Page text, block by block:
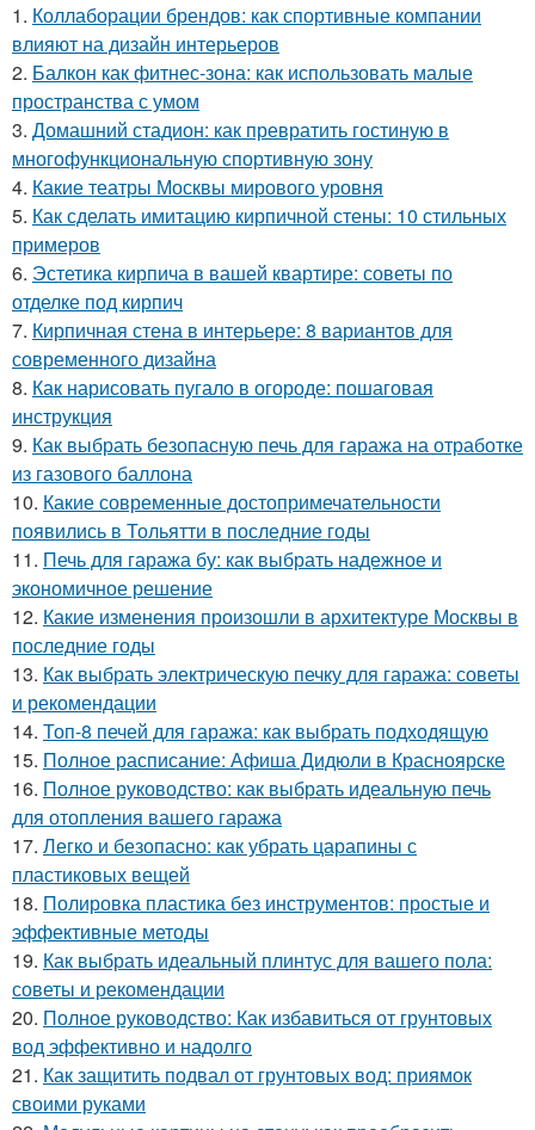
1. Коллаборации брендов: как спортивные компании
влияют на дизайн интерьеров
2. Балкон как фитнес-зона: как использовать малые
пространства с умом
3. Домашний стадион: как превратить гостиную в
многофункциональную спортивную зону
4. Какие театры Москвы мирового уровня
5. Как сделать имитацию кирпичной стены: 10 стильных
примеров
6. Эстетика кирпича в вашей квартире: советы по
отделке под кирпич
7. Кирпичная стена в интерьере: 8 вариантов для
современного дизайна
8. Как нарисовать пугало в огороде: пошаговая
инструкция
9. Как выбрать безопасную печь для гаража на отработке
из газового баллона
10. Какие современные достопримечательности
появились в Тольятти в последние годы
11. Печь для гаража бу: как выбрать надежное и
экономичное решение
12. Какие изменения произошли в архитектуре Москвы в
последние годы
13. Как выбрать электрическую печку для гаража: советы
и рекомендации
14. Топ-8 печей для гаража: как выбрать подходящую
15. Полное расписание: Афиша Дидюли в Красноярске
16. Полное руководство: как выбрать идеальную печь
для отопления вашего гаража
17. Легко и безопасно: как убрать царапины с
пластиковых вещей
18. Полировка пластика без инструментов: простые и
эффективные методы
19. Как выбрать идеальный плинтус для вашего пола:
советы и рекомендации
20. Полное руководство: Как избавиться от грунтовых
вод эффективно и надолго
21. Как защитить подвал от грунтовых вод: приямок
своими руками